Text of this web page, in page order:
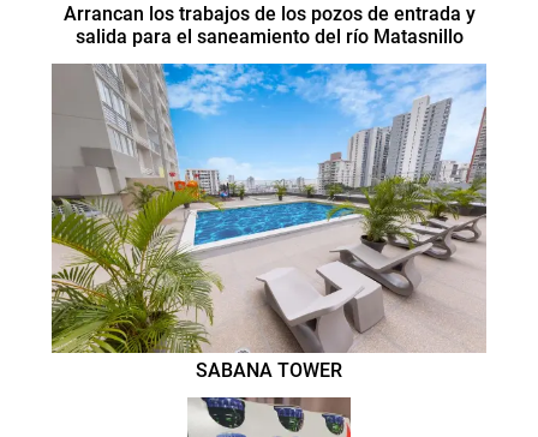
Arrancan los trabajos de los pozos de entrada y
salida para el saneamiento del río Matasnillo
SABANA TOWER